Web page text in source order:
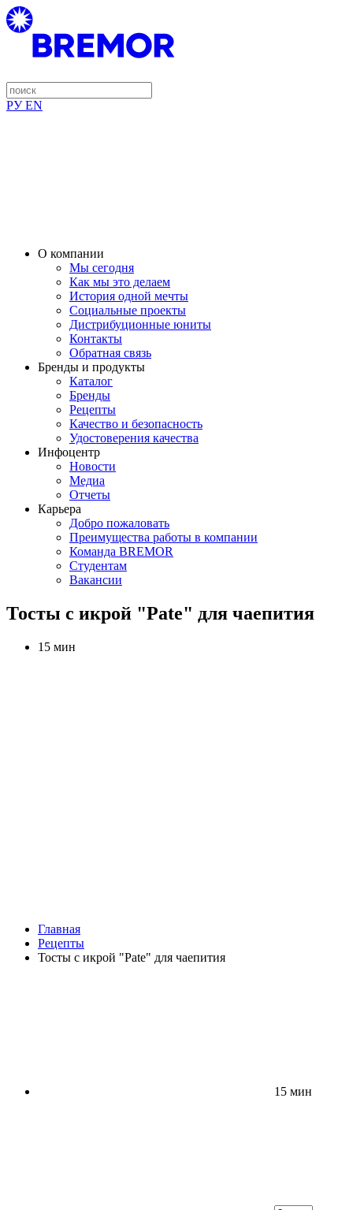
РУ EN
О компании
Мы сегодня
Как мы это делаем
История одной мечты
Социальные проекты
Дистрибуционные юниты
Контакты
Обратная связь
Бренды и продукты
Каталог
Бренды
Рецепты
Качество и безопасность
Удостоверения качества
Инфоцентр
Новости
Медиа
Отчеты
Карьера
Добро пожаловать
Преимущества работы в компании
Команда BREMOR
Студентам
Вакансии
Тосты с икрой "Pate" для чаепития
15 мин
Главная
Рецепты
Тосты с икрой "Pate" для чаепития
15 мин